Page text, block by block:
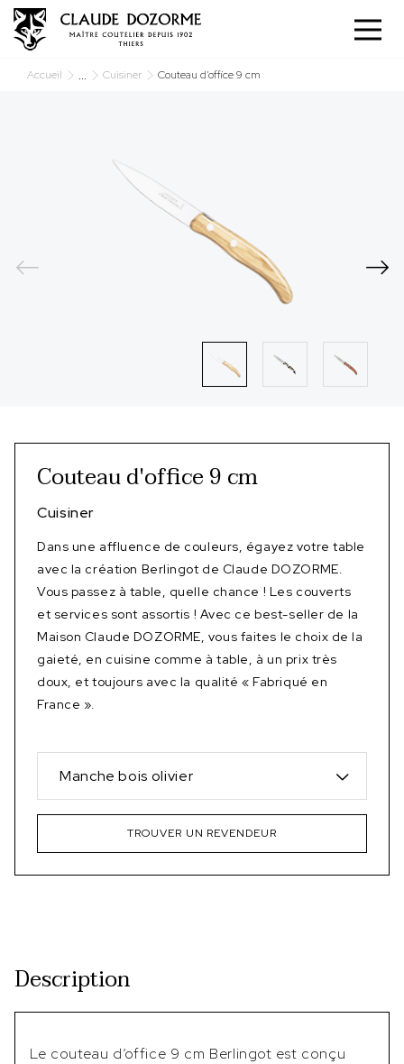
Accueil ... Cuisiner Couteau d’office 9 cm
Couteau d'office 9 cm
Cuisiner
Dans une affluence de couleurs, égayez votre table
avec la création Berlingot de Claude DOZORME.
Vous passez à table, quelle chance ! Les couverts
et services sont assortis ! Avec ce best-seller de la
Maison Claude DOZORME, vous faites le choix de la
gaieté, en cuisine comme à table, à un prix très
doux, et toujours avec la qualité « Fabriqué en
France ».
Manche bois olivier
TROUVER UN REVENDEUR
Description
Le couteau d’office 9 cm Berlingot est conçu
Panneau de gestion des cookies